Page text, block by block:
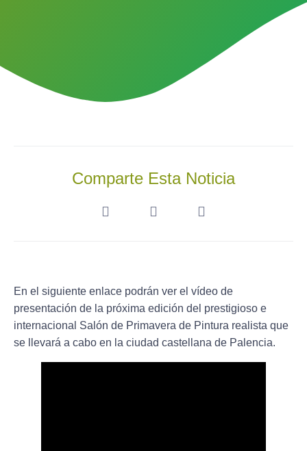
Comparte Esta Noticia
En el siguiente enlace podrán ver el vídeo de
presentación de la próxima edición del prestigioso e
internacional Salón de Primavera de Pintura realista que
se llevará a cabo en la ciudad castellana de Palencia.